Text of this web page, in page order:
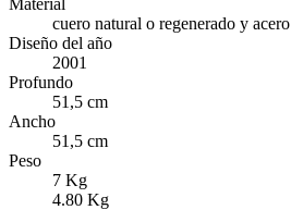
Material
cuero natural o regenerado y acero
Diseño del año
2001
Profundo
51,5 cm
Ancho
51,5 cm
Peso
7 Kg
4.80 Kg